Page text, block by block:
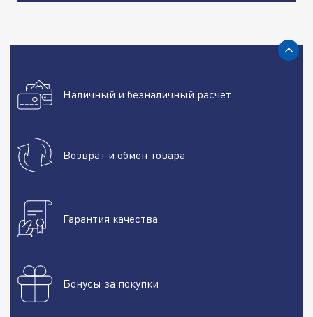
Наличный и безналичный расчет
Возврат и обмен товара
Гарантия качества
Бонусы за покупки